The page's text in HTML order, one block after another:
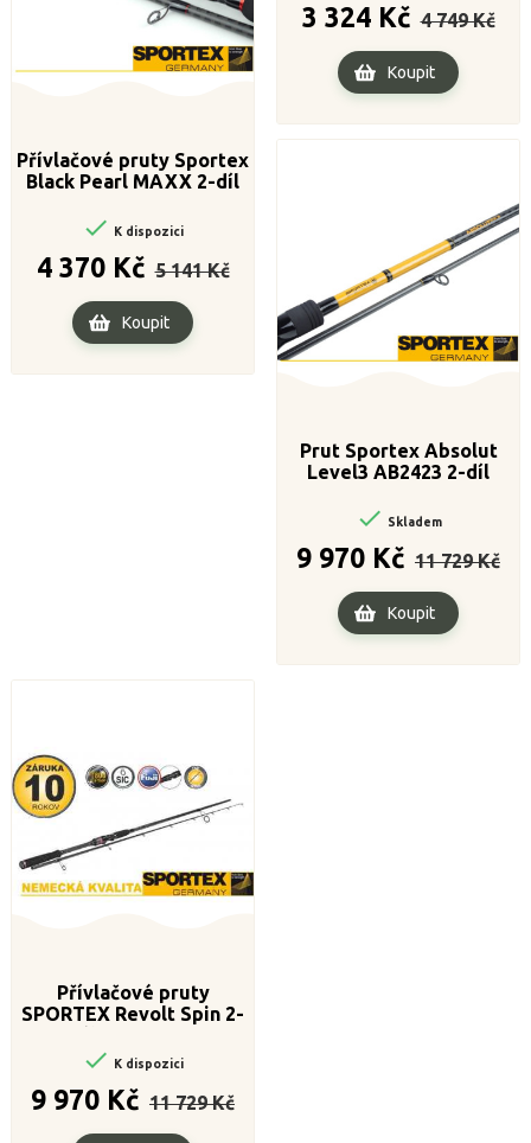
Přívlačové pruty Sportex
Black Pearl MAXX 2-díl
 K dispozici
4 370 Kč cena
5 141 Kč
Cena
Koupit
3 324 Kč cena
4 749 Kč
Koupit
Prut Sportex Absolut
Level3 AB2423 2-díl
 Skladem
9 970 Kč
cena
11 729 Kč
Koupit
Přívlačové pruty
SPORTEX Revolt Spin 2-
 K dispozici
9 970 Kč
cena
11 729 Kč